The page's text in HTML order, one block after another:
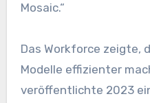
Mosaic.“
Das Workforce zeigte,
Modelle effizienter
veröffentlichte 2023